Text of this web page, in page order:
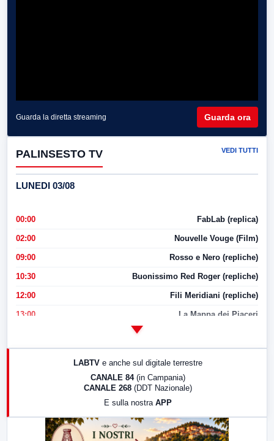
Guarda la diretta streaming Guarda ora
PALINSESTO TV VEDI TUTTI
LUNEDI 03/08
00:00 FabLab (replica)
02:00 Nouvelle Vouge (Film)
09:00 Rosso e Nero (repliche)
10:30 Buonissimo Red Roger (repliche)
12:00 Fili Meridiani (repliche)
13:00 La Mappa dei Piaceri
17:00 LabNews (replica)
LabNews (replica)
LABTV e anche sul digitale terrestre
CANALE 84 (in Campania)
CANALE 268 (DDT Nazionale)
E sulla nostra APP